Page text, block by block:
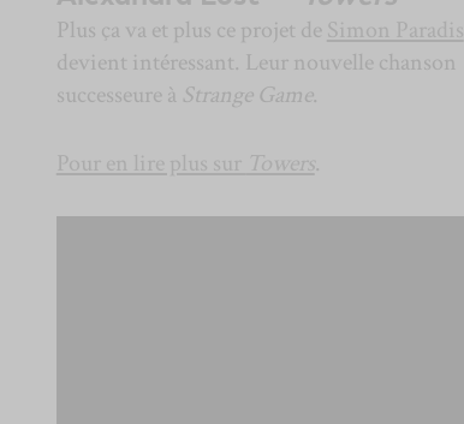
Plus ça va et plus ce projet de Simon Paradis
devient intéressant. Leur nouvelle chanson
successeure à Strange Game.
Pour en lire plus sur Towers.